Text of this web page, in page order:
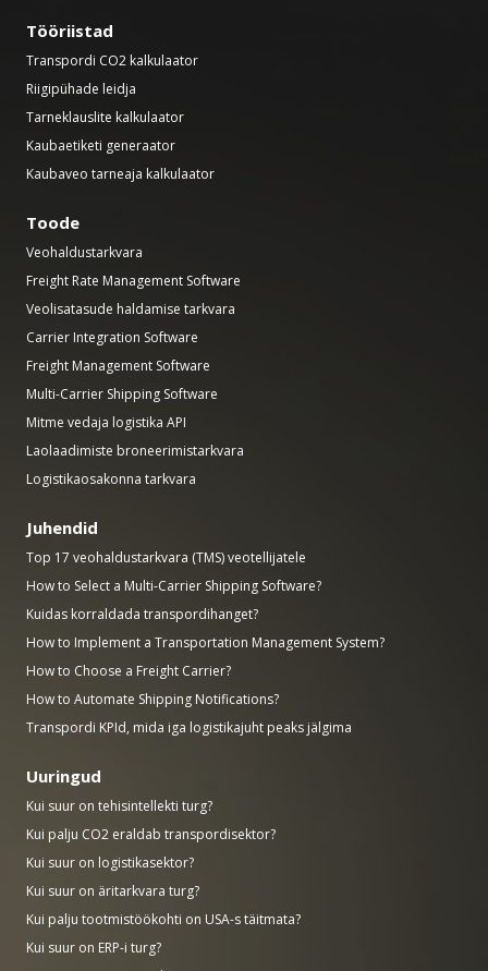
Tööriistad
Transpordi CO2 kalkulaator
Riigipühade leidja
Tarneklauslite kalkulaator
Kaubaetiketi generaator
Kaubaveo tarneaja kalkulaator
Toode
Veohaldustarkvara
Freight Rate Management Software
Veolisatasude haldamise tarkvara
Carrier Integration Software
Freight Management Software
Multi-Carrier Shipping Software
Mitme vedaja logistika API
Laolaadimiste broneerimistarkvara
Logistikaosakonna tarkvara
Juhendid
Top 17 veohaldustarkvara (TMS) veotellijatele
How to Select a Multi-Carrier Shipping Software?
Kuidas korraldada transpordihanget?
How to Implement a Transportation Management System?
How to Choose a Freight Carrier?
How to Automate Shipping Notifications?
Transpordi KPId, mida iga logistikajuht peaks jälgima
Uuringud
Kui suur on tehisintellekti turg?
Kui palju CO2 eraldab transpordisektor?
Kui suur on logistikasektor?
Kui suur on äritarkvara turg?
Kui palju tootmistöökohti on USA-s täitmata?
Kui suur on ERP-i turg?